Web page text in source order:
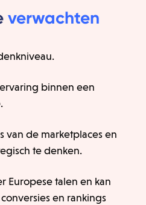
verwachten
binnen een
van de marketplaces en
te denken.
Europese talen en kan
en rankings